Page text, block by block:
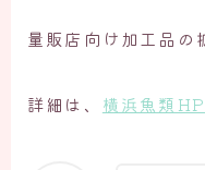
量販店向け加工品の
詳細は、 横浜魚類HP